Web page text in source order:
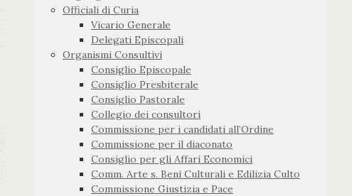
Officiali di Curia
Vicario Generale
Delegati Episcopali
Organismi Consultivi
Consiglio Episcopale
Consiglio Presbiterale
Consiglio Pastorale
Collegio dei consultori
Commissione per i candidati all’Ordine
Commissione per il diaconato
Consiglio per gli Affari Economici
Comm. Arte s. Beni Culturali e Edilizia Culto
Commissione Giustizia e Pace